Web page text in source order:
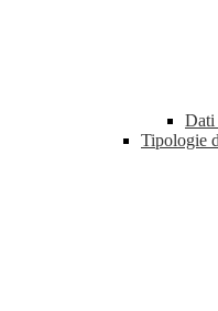
Dati
Tipologie